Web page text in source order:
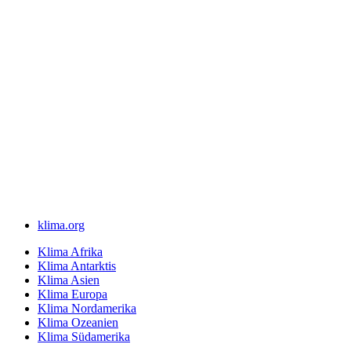
klima.org
Klima Afrika
Klima Antarktis
Klima Asien
Klima Europa
Klima Nordamerika
Klima Ozeanien
Klima Südamerika